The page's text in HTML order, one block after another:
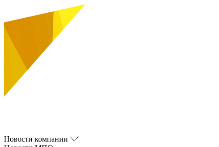
Новости компании